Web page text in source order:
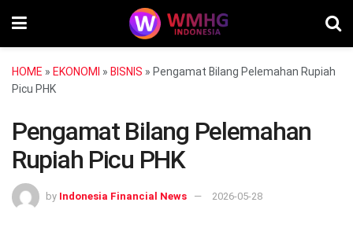
HOME » EKONOMI » BISNIS » Pengamat Bilang Pelemahan Rupiah
Picu PHK
Pengamat Bilang Pelemahan
Rupiah Picu PHK
by Indonesia Financial News 2026-05-28